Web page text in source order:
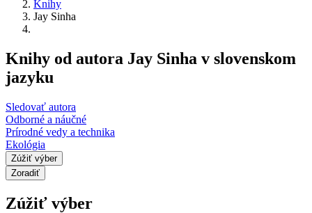
Knihy
Jay Sinha
Knihy od autora Jay Sinha v slovenskom
jazyku
Sledovať autora
Odborné a náučné
Prírodné vedy a technika
Ekológia
Zúžiť výber
Zoradiť
Zúžiť výber